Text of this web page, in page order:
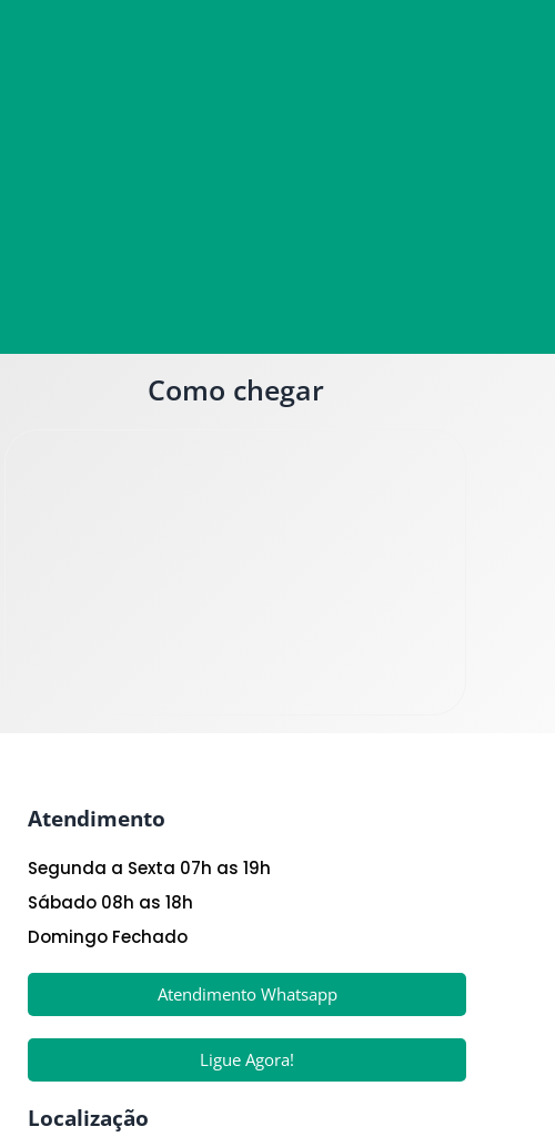
Como chegar
Atendimento
Segunda a Sexta 07h as 19h
Sábado 08h as 18h
Domingo Fechado
Atendimento Whatsapp
Ligue Agora!
Localização